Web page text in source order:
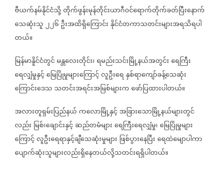
ဗီယက်နမ်နိုင်ငံသို့တိုက်ဖွန်းမုန်တိုင်းယာဂီဝင်ရောက်တိုက်ခတ်ပြီးနောက်
သေဆုံးသူ၂၂၆ဦးအထိရှိကြောင်းနိုင်ငံတကာသတင်းများအရသိရပါ
တယ်။
မြန်မာနိူင်ငံတွင်မန္တလေးတိုင်း၊ရမည်းသင်းမြို့နယ်အတွင်းရေကြီး
ရေလျှံမှုနှင့်မြေပြိုမှုများကြောင့်လူဦးရေနှစ်ရာကျော်ခန့်သေဆုံး
ကြောင်းဒေသ သတင်းအရင်းအမြစ်များကဖော်ပြထားပါတယ်။
အလားတူရှမ်းပြည်နယ်ကလောမြို့နှင့်အခြားသောမြို့နယ်များတွင်
လည်း မြစ်၊ချောင်းနှင့်ဆည်တမံများရေကြီးရေလျှံမှု၊မြေပြိုမှုများ
ကြောင့်လူဦးရေရာနှင့်ချီသေဆုံးမှုများ ဖြစ်ပွားနေပြီးရေထဲမျောပါကာ
ပျောက်ဆုံးသူများလည်းရှိနေတယ်လို့သတင်းရရှိပါတယ်။